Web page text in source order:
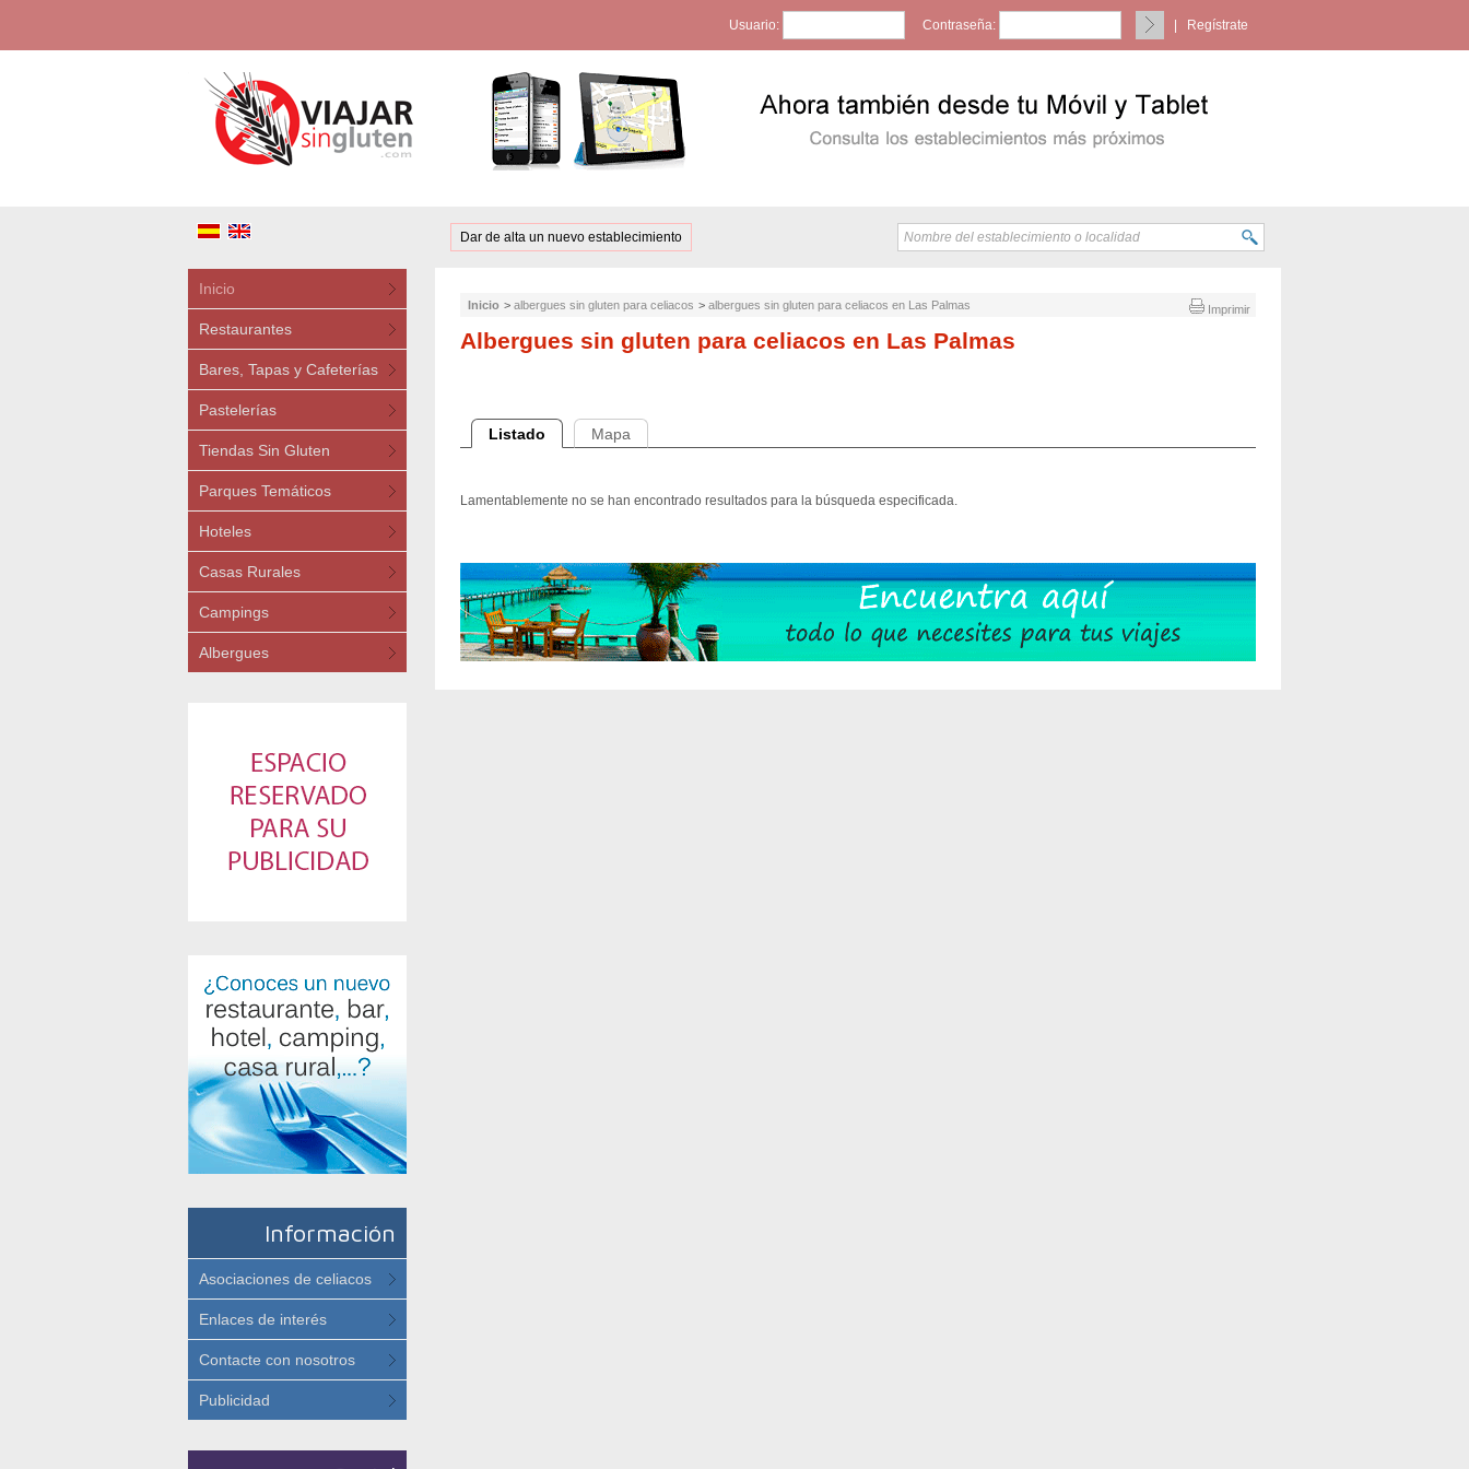
Usuario: Contraseña: Regístrate
Dar de alta un nuevo establecimiento
Inicio
Restaurantes
Bares, Tapas y Cafeterías
Pastelerías
Tiendas Sin Gluten
Parques Temáticos
Hoteles
Casas Rurales
Campings
Albergues
Información
Asociaciones de celiacos
Enlaces de interés
Contacte con nosotros
Publicidad
Imprimir
Inicio > albergues sin gluten para celiacos > albergues sin gluten para celiacos en Las Palmas
Albergues sin gluten para celiacos en Las Palmas
Listado Mapa
Lamentablemente no se han encontrado resultados para la búsqueda especificada.